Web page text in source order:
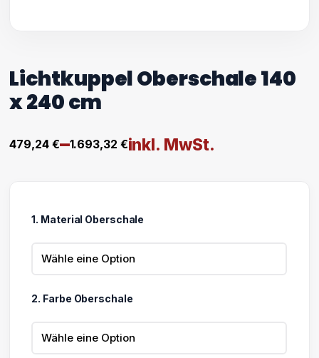
Lichtkuppel Oberschale 140
x 240 cm
479,24 €–1.693,32 €
Preisspanne:
bis
1.693,32 €
inkl. MwSt.
1. Material Oberschale
2. Farbe Oberschale